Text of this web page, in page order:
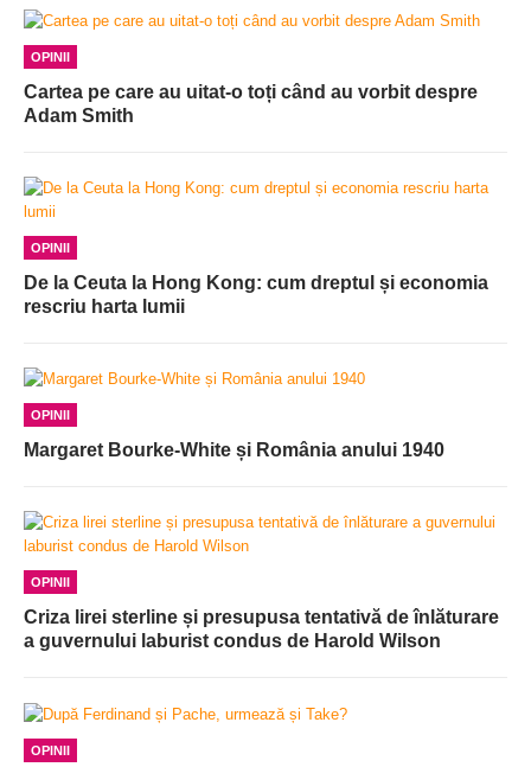
OPINII
Cartea pe care au uitat-o toți când au vorbit despre
Adam Smith
OPINII
De la Ceuta la Hong Kong: cum dreptul și economia
rescriu harta lumii
OPINII
Margaret Bourke-White și România anului 1940
OPINII
Criza lirei sterline și presupusa tentativă de înlăturare
a guvernului laburist condus de Harold Wilson
OPINII